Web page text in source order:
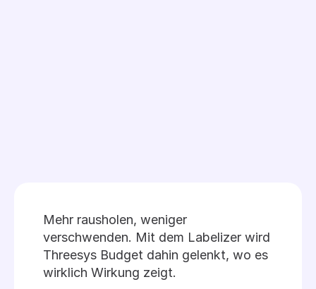
Mehr rausholen, weniger
verschwenden. Mit dem Labelizer wird
Threesys Budget dahin gelenkt, wo es
wirklich Wirkung zeigt.